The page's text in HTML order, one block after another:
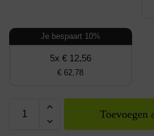
Je bespaart 10%
5x € 12,56
€ 62,78
Toevoegen